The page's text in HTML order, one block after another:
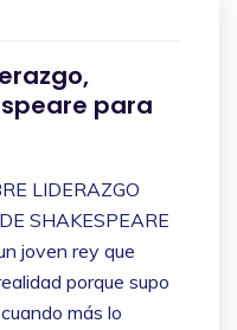
para
LIDERAZGO
SHAKESPEARE
joven rey que
porque supo
más lo